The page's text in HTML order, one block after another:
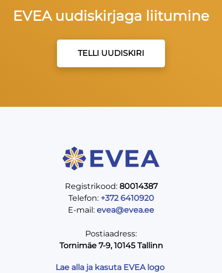
EVEA uudiskirjaga liitumine
TELLI UUDISKIRI
Registrikood: 80014387
Telefon: +372 6410920
E-mail: evea@evea.ee
Postiaadress:
Tornimäe 7-9, 10145 Tallinn
Lae alla ja kasuta EVEA logo